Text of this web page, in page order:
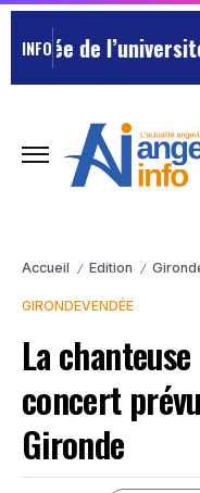
INFOde l’université
Accueil / Edition /
GIRONDEVENDÉE
La
concert
Gironde